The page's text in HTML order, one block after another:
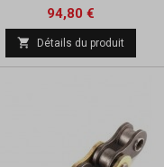
Prix
94,80 €
base
 Détails du produit